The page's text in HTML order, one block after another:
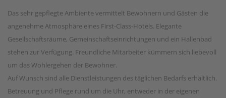
Das sehr gepflegte Ambiente vermittelt Bewohnern und Gästen die
angenehme Atmosphäre eines First-Class-Hotels. Elegante
Gesellschaftsräume, Gemeinschaftseinrichtungen und ein Hallenbad
stehen zur Verfügung. Freundliche Mitarbeiter kümmern sich liebevoll
um das Wohlergehen der Bewohner.
Auf Wunsch sind alle Dienstleistungen des täglichen Bedarfs erhältlich.
Betreuung und Pflege rund um die Uhr, entweder in der eigenen